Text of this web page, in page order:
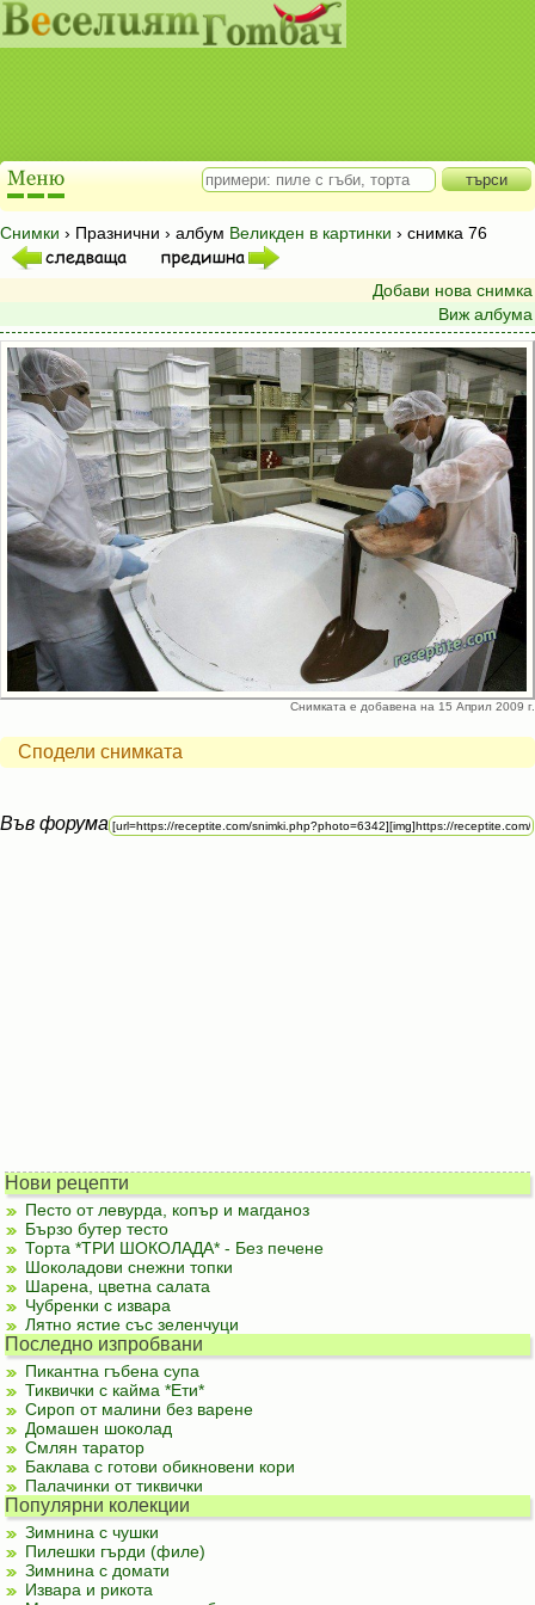
Снимки › Празнични › албум Великден в картинки › снимка 76
Добави нова снимка
Виж албума
Снимката е добавена на 15 Април 2009 г.
Сподели снимката
Във форума
Нови рецепти
Песто от левурда, копър и магданоз
Бързо бутер тесто
Торта *ТРИ ШОКОЛАДА* - Без печене
Шоколадови снежни топки
Шарена, цветна салата
Чубренки с извара
Лятно ястие със зеленчуци
Последно изпробвани
Пикантна гъбена супа
Тиквички с кайма *Ети*
Сироп от малини без варене
Домашен шоколад
Смлян таратор
Баклава с готови обикновени кори
Палачинки от тиквички
Популярни колекции
Зимнина с чушки
Пилешки гърди (филе)
Зимнина с домати
Извара и рикота